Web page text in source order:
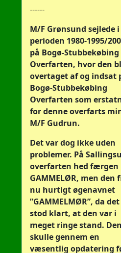
------
M/F Grønsund sejlede i
perioden 1980-1995/
på Bogø-Stubbekøbing
Overfarten, hvor den
overtaget af og indsat
Bogø-Stubbekøbing
Overfarten som
for denne overfarts
M/F Gudrun.
Det var dog ikke uden
problemer. På
overfarten hed færgen
GAMMELØR, men den
nu hurtigt øgenavnet
”GAMMELMØR”, da det
stod klart, at den var i
meget ringe stand.
skulle gennem en
væsentlig opdatering